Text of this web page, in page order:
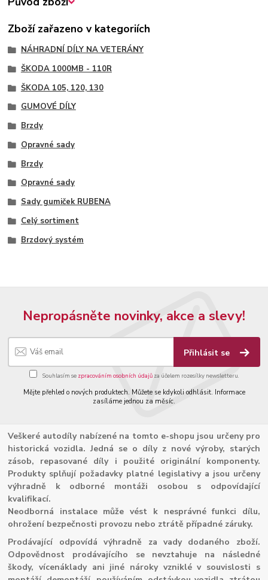
Zboží zařazeno v kategoriích
NÁHRADNÍ DÍLY NA VETERÁNY
ŠKODA 1000MB - 110R
ŠKODA 105, 120, 130
GUMOVÉ DÍLY
Brzdy
Opravné sady
Brzdy
Opravné sady
Sady gumiček RUBENA
Celý sortiment
Brzdový systém
Nepropásněte novinky, akce a slevy!
Přihlásit se
Souhlasím se zpracováním osobních údajůza účelem rozesílky newsletteru.
Mějte přehled o nových produktech. Můžete se kdykoli odhlásit. Informace
zasíláme jednou za měsíc.
Veškeré autodíly nabízené na tomto e-shopu jsou určeny pro
historická vozidla. Jedná se o díly z nové výroby, starých
zásob, repasované díly i použité originální komponenty.
Produkty splňují požadavky platné legislativy a jsou určeny
výhradně k odborné montáži osobou s odpovídající
kvalifikací.
Neodborná instalace může vést k nesprávné funkci dílu,
ohrožení bezpečnosti provozu nebo ztrátě případné záruky.
Prodávající odpovídá výhradně za vady dodaného zboží.
Odpovědnost prodávajícího se nevztahuje na následné
škody, vícenáklady ani jiné nároky vzniklé v souvislosti s